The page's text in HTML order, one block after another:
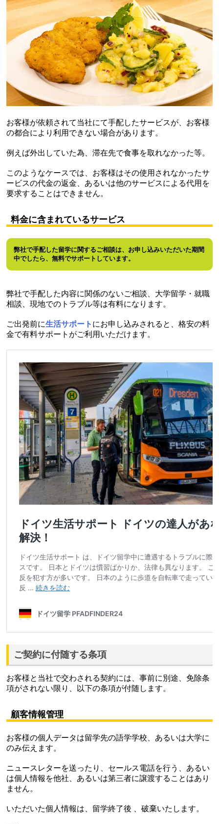
お客様が依頼されて当社にて手配したサービスが、お客様
の都合により利用できない場合があります。
例えば外出していた為、滞在先で食事を取れなかった等。
このようなケースでは、お客様はその使用されなかったサ
ービスの代金の返金、あるいは他のサービスによる代用を
要求することはできません。
料金に含まれているサービス
弊社で手配した留学に関するご相談は、お申し込みいただいた期間
中でしたら、無料でサポートしています。
弊社で手配した内容に関係のないご相談、大学留学・就職
相談、現地でのトラブル等は有料になります。
ご出発前に生活サポート にお申し込みされると、格安の料
金で有料サポートがご利用いただけます。
ご契約に付随する条項
お客様と当社で交わされる契約には、事前に別途、免除条
項がされない限り、以下の条項が付随します。
顧客情報管理
お客様の個人データは留学先の語学学校、あるいは大学に
のみ伝えます。
ニュースレターを送ったり、セールス電話を行う、あるい
は個人情報を他社、あるいは第三者に譲渡することはあり
ません。
いただいた個人情報は、留学終了後 、破棄いたします。